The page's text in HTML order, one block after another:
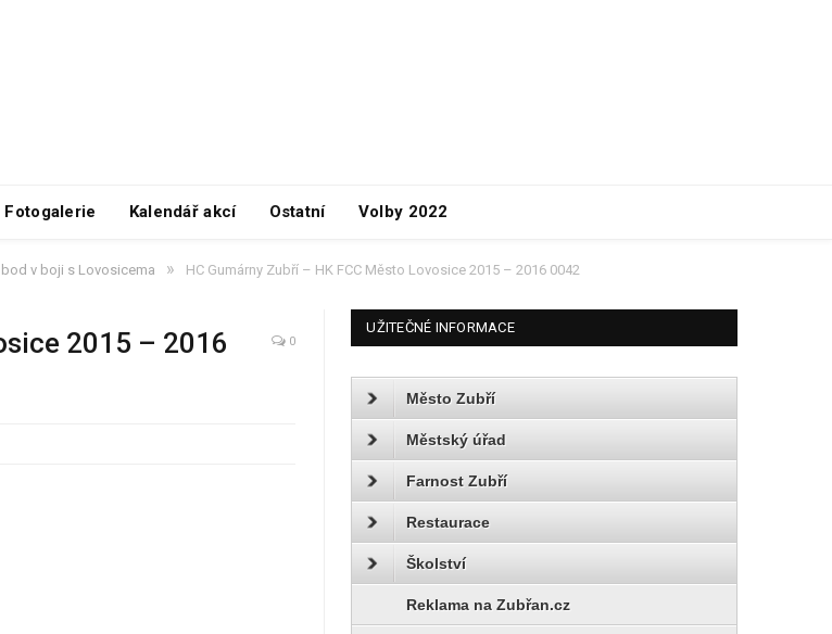
Fotogalerie Kalendář akcí Ostatní Volby 2022
v boji s Lovosicema » HC Gumárny Zubří – HK FCC Město Lovosice 2015 – 2016 0042
2015 – 2016
0
UŽITEČNÉ INFORMACE
Město Zubří
Městský úřad
Farnost Zubří
Restaurace
Školství
Reklama na Zubřan.cz